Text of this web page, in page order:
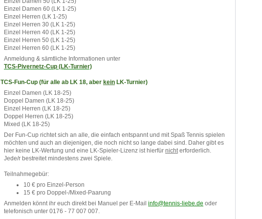
Einzel Damen 60 (LK 1-25)
Einzel Herren (LK 1-25)
Einzel Herren 30 (LK 1-25)
Einzel Herren 40 (LK 1-25)
Einzel Herren 50 (LK 1-25)
Einzel Herren 60 (LK 1-25)
Anmeldung & sämtliche Informationen unter
TCS-Pivernetz-Cup (LK-Turnier)
TCS-Fun-Cup (für alle ab LK 18, aber kein LK-Turnier)
Einzel Damen (LK 18-25)
Doppel Damen (LK 18-25)
Einzel Herren (LK 18-25)
Doppel Herren (LK 18-25)
Mixed (LK 18-25)
Der Fun-Cup richtet sich an alle, die einfach entspannt und mit Spaß Tennis spielen
möchten und auch an diejenigen, die noch nicht so lange dabei sind. Daher gibt es
hier keine LK-Wertung und eine LK-Spieler-Lizenz ist hierfür nicht erforderlich.
Jede/r bestreitet mindestens zwei Spiele.
Teilnahmegebür:
10 € pro Einzel-Person
15 € pro Doppel-/Mixed-Paarung
Anmelden könnt ihr euch direkt bei Manuel per E-Mail info@tennis-liebe.de oder
telefonisch unter 0176 - 77 007 007.